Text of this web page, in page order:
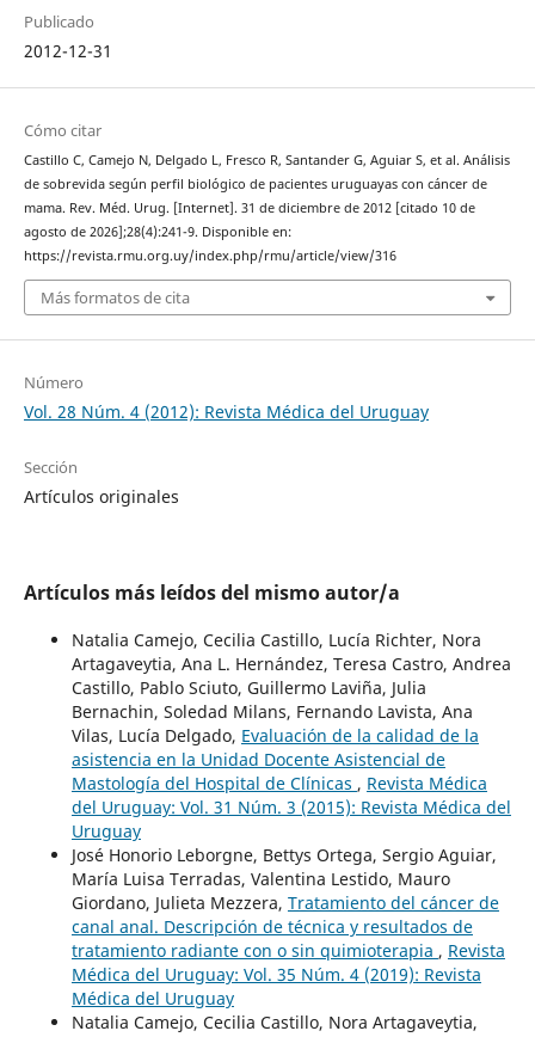
Publicado
2012-12-31
Cómo citar
Castillo C, Camejo N, Delgado L, Fresco R, Santander G, Aguiar S, et al. Análisis
de sobrevida según perfil biológico de pacientes uruguayas con cáncer de
mama. Rev. Méd. Urug. [Internet]. 31 de diciembre de 2012 [citado 10 de
agosto de 2026];28(4):241-9. Disponible en:
https://revista.rmu.org.uy/index.php/rmu/article/view/316
Más formatos de cita
Número
Vol. 28 Núm. 4 (2012): Revista Médica del Uruguay
Sección
Artículos originales
Artículos más leídos del mismo autor/a
Natalia Camejo, Cecilia Castillo, Lucía Richter, Nora
Artagaveytia, Ana L. Hernández, Teresa Castro, Andrea
Castillo, Pablo Sciuto, Guillermo Laviña, Julia
Bernachin, Soledad Milans, Fernando Lavista, Ana
Vilas, Lucía Delgado, Evaluación de la calidad de la
asistencia en la Unidad Docente Asistencial de
Mastología del Hospital de Clínicas , Revista Médica
del Uruguay: Vol. 31 Núm. 3 (2015): Revista Médica del
Uruguay
José Honorio Leborgne, Bettys Ortega, Sergio Aguiar,
María Luisa Terradas, Valentina Lestido, Mauro
Giordano, Julieta Mezzera, Tratamiento del cáncer de
canal anal. Descripción de técnica y resultados de
tratamiento radiante con o sin quimioterapia , Revista
Médica del Uruguay: Vol. 35 Núm. 4 (2019): Revista
Médica del Uruguay
Natalia Camejo, Cecilia Castillo, Nora Artagaveytia,